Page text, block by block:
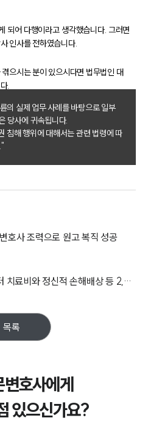
소개
소리
업무사례
/최신동향
후기
분야
되어 다행이라고 생각했습니다. 그러면
인사를 전하였습니다.
으시는 분이 있으시다면 법무법인 대
.
의 실제 업무 사례를 바탕으로 일부
당사에 귀속됩니다.
침해 행위에 대해서는 관련 법령에 따
호사 조력으로 원고 복직 성공
[손해배상소송 승소] 상해·흉터 치료비와 정신적 손해배상 등 2,500만 원 청구한 손해배상변호사
목록
호사에게
있으신가요?